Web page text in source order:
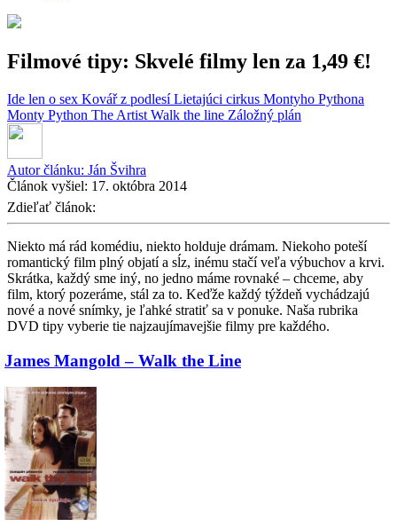
Filmové tipy: Skvelé filmy len za 1,49 €!
Ide len o sex Kovář z podlesíLietajúci cirkus Montyho Pythona
Monty Python The Artist Walk the line Záložný plán
Autor článku: Ján Švihra
Článok vyšiel: 17. októbra 2014
Zdieľať článok:
Niekto má rád komédiu, niekto holduje drámam. Niekoho poteší
romantický film plný objatí a sĺz, inému stačí veľa výbuchov a krvi.
Skrátka, každý sme iný, no jedno máme rovnaké – chceme, aby
film, ktorý pozeráme, stál za to. Keďže každý týždeň vychádzajú
nové a nové snímky, je ľahké stratiť sa v ponuke. Naša rubrika
DVD tipy vyberie tie najzaujímavejšie filmy pre každého.
James Mangold – Walk the Line